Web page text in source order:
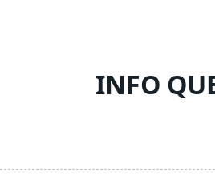
INFO